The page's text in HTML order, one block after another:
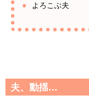
よろこぶ夫
夫、動揺…